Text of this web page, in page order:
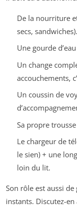
De la nourriture
secs,
Une gourde
Un change
accouchements,
Un coussin de
Sa propre
Le chargeur de
le sien) + une
loin du lit.
Son rôle est aussi
instants. Discutez-